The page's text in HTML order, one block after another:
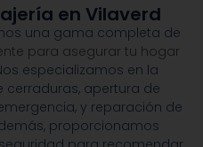
en Vilaverd
una gama completa de
para asegurar tu hogar
especializamos en la
apertura de
y reparación de
proporcionamos